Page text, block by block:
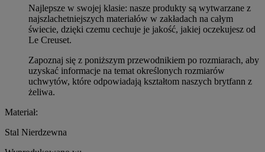
Najlepsze w swojej klasie: nasze produkty są wytwarzane z
najszlachetniejszych materiałów w zakładach na całym
świecie, dzięki czemu cechuje je jakość, jakiej oczekujesz od
Le Creuset.
Zapoznaj się z poniższym przewodnikiem po rozmiarach, aby
uzyskać informacje na temat określonych rozmiarów
uchwytów, które odpowiadają kształtom naszych brytfann z
żeliwa.
Materiał:
Stal Nierdzewna